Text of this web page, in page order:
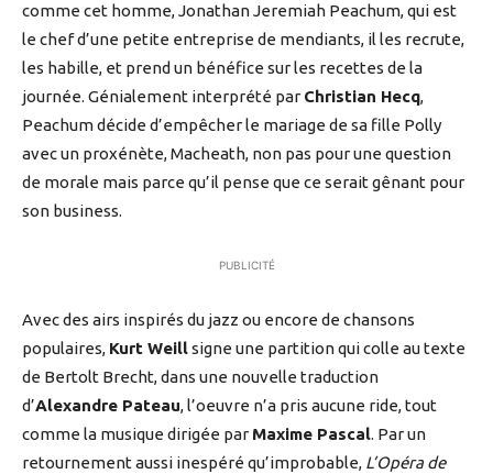
comme cet homme, Jonathan Jeremiah Peachum, qui est
le chef d’une petite entreprise de mendiants, il les recrute,
les habille, et prend un bénéfice sur les recettes de la
journée. Génialement interprété par Christian Hecq,
Peachum décide d’empêcher le mariage de sa fille Polly
avec un proxénète, Macheath, non pas pour une question
de morale mais parce qu’il pense que ce serait gênant pour
son business.
PUBLICITÉ
Avec des airs inspirés du jazz ou encore de chansons
populaires, Kurt Weillsigne une partition qui colle au texte
de Bertolt Brecht, dans une nouvelle traduction
d’Alexandre Pateau, l’oeuvre n’a pris aucune ride, tout
comme la musique dirigée par Maxime Pascal. Par un
retournement aussi inespéré qu’improbable, L’Opéra de